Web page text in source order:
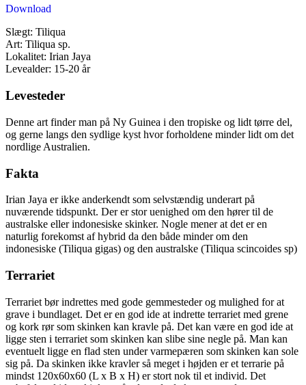
Download
Slægt: Tiliqua
Art: Tiliqua sp.
Lokalitet: Irian Jaya
Levealder: 15-20 år
Levesteder
Denne art finder man på Ny Guinea i den tropiske og lidt tørre del,
og gerne langs den sydlige kyst hvor forholdene minder lidt om det
nordlige Australien.
Fakta
Irian Jaya er ikke anderkendt som selvstændig underart på
nuværende tidspunkt. Der er stor uenighed om den hører til de
australske eller indonesiske skinker. Nogle mener at det er en
naturlig forekomst af hybrid da den både minder om den
indonesiske (Tiliqua gigas) og den australske (Tiliqua scincoides sp)
Terrariet
Terrariet bør indrettes med gode gemmesteder og mulighed for at
grave i bundlaget. Det er en god ide at indrette terrariet med grene
og kork rør som skinken kan kravle på. Det kan være en god ide at
ligge sten i terrariet som skinken kan slibe sine negle på. Man kan
eventuelt ligge en flad sten under varmepæren som skinken kan sole
sig på. Da skinken ikke kravler så meget i højden er et terrarie på
mindst 120x60x60 (L x B x H) er stort nok til et individ. Det